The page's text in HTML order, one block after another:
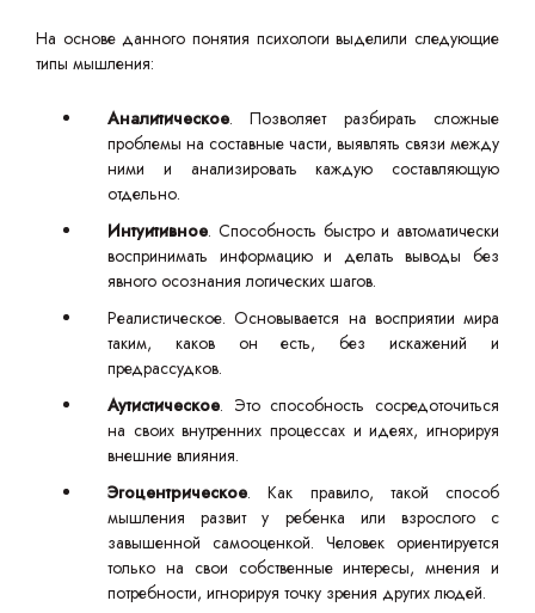
На основе данного понятия психологи выделили следующие
типы мышления:
Аналитическое. Позволяет разбирать сложные
проблемы на составные части, выявлять связи между
ними и анализировать каждую составляющую
отдельно.
Интуитивное. Способность быстро и автоматически
воспринимать информацию и делать выводы без
явного осознания логических шагов.
Реалистическое. Основывается на восприятии мира
таким, каков он есть, без искажений и
предрассудков.
Аутистическое. Это способность сосредоточиться
на своих внутренних процессах и идеях, игнорируя
внешние влияния.
Эгоцентрическое. Как правило, такой способ
мышления развит у ребенка или взрослого с
завышенной самооценкой. Человек ориентируется
только на свои собственные интересы, мнения и
потребности, игнорируя точку зрения других людей.